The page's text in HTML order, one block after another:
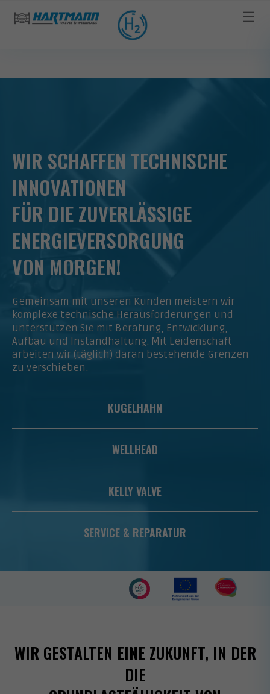
☰
WIR SCHAFFEN TECHNISCHE
INNOVATIONEN
FÜR DIE ZUVERLÄSSIGE
ENERGIEVERSORGUNG
VON MORGEN!
Gemeinsam mit unseren Kunden meistern wir
komplexe technische Herausforderungen und
unterstützen Sie mit Beratung, Entwicklung,
Aufbau und Instandhaltung. Mit Leidenschaft
arbeiten wir (täglich) daran bestehende Grenzen
zu verschieben.
KUGELHAHN
WELLHEAD
KELLY VALVE
SERVICE & REPARATUR
WIR GESTALTEN EINE ZUKUNFT, IN DER
DIE